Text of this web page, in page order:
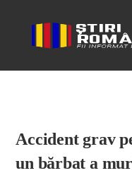
Stiri Romania
Accident grav
un bărbat a